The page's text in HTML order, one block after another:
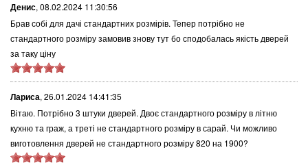
Денис, 08.02.2024 11:30:56
Брав собі для дачі стандартних розмірів. Тепер потрібно не
стандартного розміру замовив знову тут бо сподобалась якість дверей
за таку ціну
Лариса, 26.01.2024 14:41:35
Вітаю. Потрібно 3 штуки дверей. Двоє стандартного розміру в літню
кухню та граж, а треті не стандартного розміру в сарай. Чи можливо
виготовлення дверей не стандартного розміру 820 на 1900?